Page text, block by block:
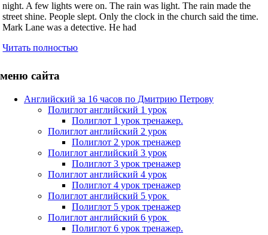
night. A few lights were on. The rain was light. The rain made the
street shine. People slept. Only the clock in the church said the time.
Mark Lane was a detective. He had
Читать полностью
меню сайта
Английский за 16 часов по Дмитрию Петрову
Полиглот английский 1 урок
Полиглот 1 урок тренажер.
Полиглот английский 2 урок
Полиглот 2 урок тренажер
Полиглот английский 3 урок
Полиглот 3 урок тренажер
Полиглот английский 4 урок
Полиглот 4 урок тренажер
Полиглот английский 5 урок
Полиглот 5 урок тренажер
Полиглот английский 6 урок
Полиглот 6 урок тренажер.